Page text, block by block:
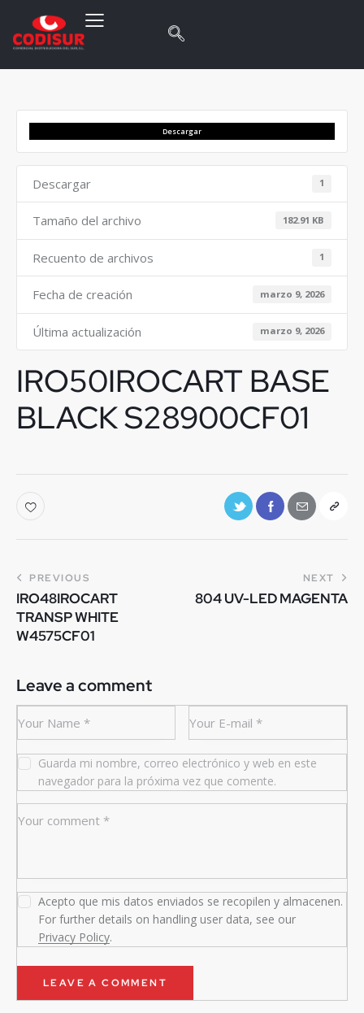
Descargar
Descargar 1
Tamaño del archivo 182.91 KB
Recuento de archivos 1
Fecha de creación marzo 9, 2026
Última actualización marzo 9, 2026
IRO50IROCART BASE
BLACK S28900CF01
PREVIOUS
IRO48IROCART
TRANSP WHITE
W4575CF01
NEXT
804 UV-LED MAGENTA
Leave a comment
Guarda mi nombre, correo electrónico y web en este
navegador para la próxima vez que comente.
Acepto que mis datos enviados se recopilen y almacenen.
For further details on handling user data, see our
Privacy Policy.